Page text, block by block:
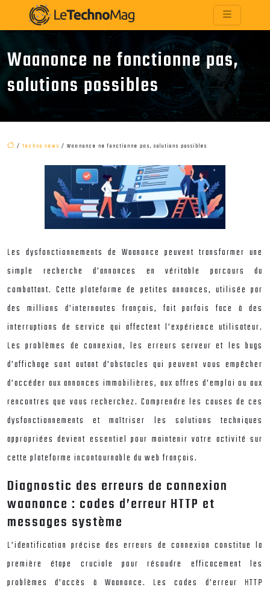
Waanonce ne fonctionne pas,
solutions possibles
/ Techno news / Waanonce ne fonctionne pas, solutions possibles
Les dysfonctionnements de Waanonce peuvent transformer une
simple recherche d’annonces en véritable parcours du
combattant. Cette plateforme de petites annonces, utilisée par
des millions d’internautes français, fait parfois face à des
interruptions de service qui affectent l’expérience utilisateur.
Les problèmes de connexion, les erreurs serveur et les bugs
d’affichage sont autant d’obstacles qui peuvent vous empêcher
d’accéder aux annonces immobilières, aux offres d’emploi ou aux
rencontres que vous recherchez. Comprendre les causes de ces
dysfonctionnements et maîtriser les solutions techniques
appropriées devient essentiel pour maintenir votre activité sur
cette plateforme incontournable du web français.
Diagnostic des erreurs de connexion
waanonce : codes d’erreur HTTP et
messages système
L’identification précise des erreurs de connexion constitue la
première étape cruciale pour résoudre efficacement les
problèmes d’accès à Waanonce. Les codes d’erreur HTTP